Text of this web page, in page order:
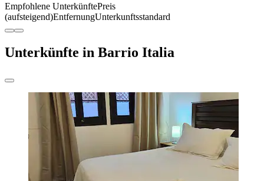
Empfohlene UnterkünftePreis
(aufsteigend)EntfernungUnterkunftsstandard
Unterkünfte in Barrio Italia